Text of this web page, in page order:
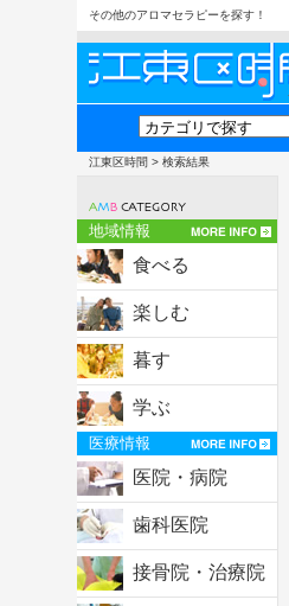
その他のアロマセラピーを探す！
江東区時間 > 検索結果
地域情報
食べる
楽しむ
暮す
学ぶ
医療情報
医院・病院
歯科医院
接骨院・治療院